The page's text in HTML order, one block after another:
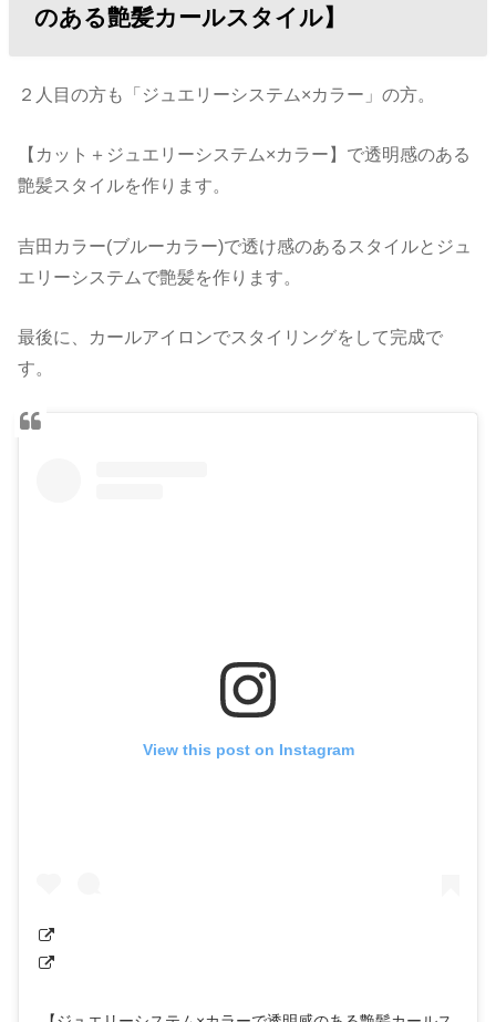
のある艶髪カールスタイル】
２人目の方も「ジュエリーシステム×カラー」の方。
【カット＋ジュエリーシステム×カラー】で透明感のある
艶髪スタイルを作ります。
吉田カラー(ブルーカラー)で透け感のあるスタイルとジュ
エリーシステムで艶髪を作ります。
最後に、カールアイロンでスタイリングをして完成で
す。
View this post on Instagram